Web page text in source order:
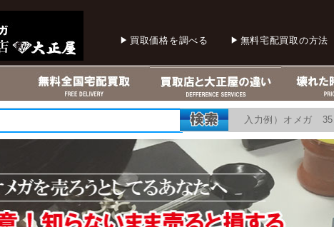
買取価格を調べる 無料宅配買取の方法
入力例）オメガ